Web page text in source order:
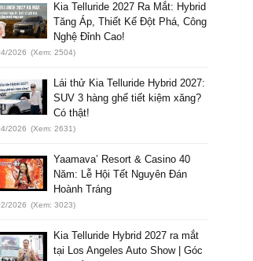
Kia Telluride 2027 Ra Mắt: Hybrid
Tăng Áp, Thiết Kế Đột Phá, Công
Nghệ Đỉnh Cao!
2026 (Xem: 2504)
Lái thử Kia Telluride Hybrid 2027:
SUV 3 hàng ghế tiết kiệm xăng?
Có thật!
2026 (Xem: 2631)
Yaamava’ Resort & Casino 40
Năm: Lễ Hội Tết Nguyên Đán
Hoành Tráng
2026 (Xem: 3023)
Kia Telluride Hybrid 2027 ra mắt
tại Los Angeles Auto Show | Góc